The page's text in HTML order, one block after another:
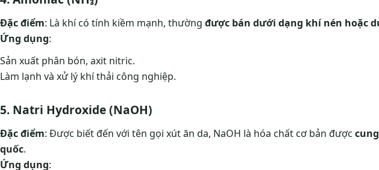
Đặc điểm: Là khí có tính kiềm mạnh, thường được bán dưới dạng khí nén hoặc
Ứng dụng:
Sản xuất phân bón, axit nitric.
Làm lạnh và xử lý khí thải công nghiệp.
5. Natri Hydroxide (NaOH)
Đặc điểm: Được biết đến với tên gọi xút ăn da, NaOH là hóa chất cơ bản được
quốc.
Ứng dụng: